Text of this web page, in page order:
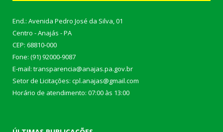
End.: Avenida Pedro José da Silva, 01
Centro - Anajás - PA
CEP: 68810-000
Fone: (91) 92000-9087
E-mail: transparencia@anajas.pa.gov.br
Setor de Licitações: cpl.anajas@gmail.com
Horário de atendimento: 07:00 às 13:00